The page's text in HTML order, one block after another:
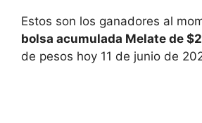
Estos son los ganadores al
bolsa acumulada Melate de
de pesos hoy 11 de junio de